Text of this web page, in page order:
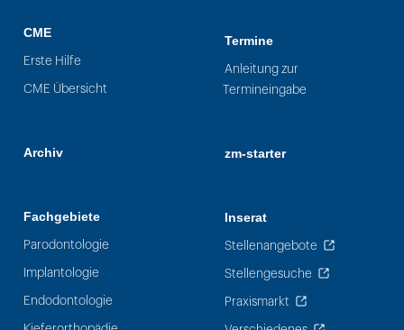
CME
Erste Hilfe
CME Übersicht
Archiv
Fachgebiete
Parodontologie
Implantologie
Endodontologie
Termine
Anleitung zur
Termineingabe
zm-starter
Inserat
Stellenangebote
Stellengesuche
Praxismarkt